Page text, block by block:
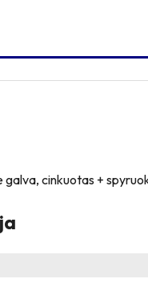
galva, cinkuotas +